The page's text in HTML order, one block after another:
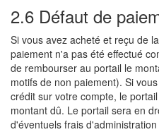
2.6 Défaut de
Si vous avez acheté et reçu de
paiement n'a pas été effectué
de rembourser au portail le
motifs de non paiement). Si
crédit sur votre compte, le
montant dû. Le portail sera en
d'éventuels frais